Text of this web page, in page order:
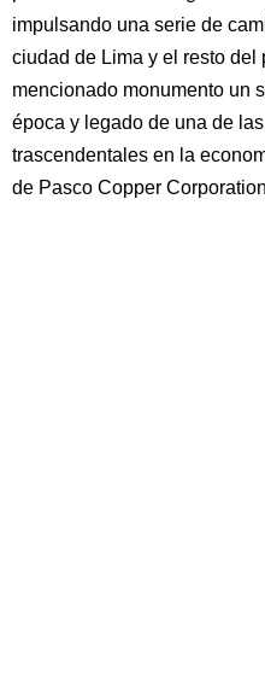
impulsando una serie de
ciudad de Lima y el resto del
mencionado monumento un
época y legado de una de
trascendentales en la
de Pasco Copper